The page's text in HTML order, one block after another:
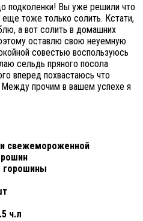
подколенки! Вы уже решили что
тоже только солить. Кстати,
а вот солить в домашних
оставлю свою неуемную
совестью воспользуюсь
сельдь пряного посола
вперед похвастаюсь что
прочим в вашем успехе я
свежемороженной
горошины
ч.л